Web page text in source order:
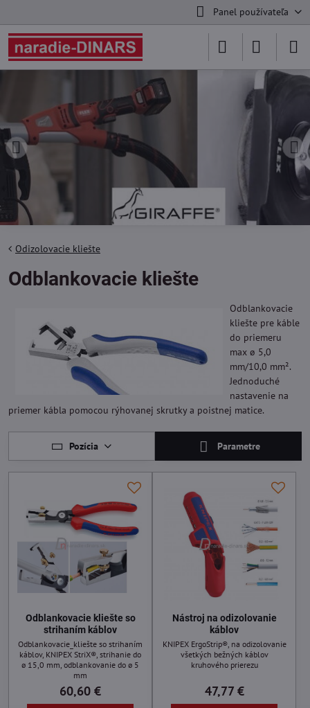
Panel používateľa
Odizolovacie kliešte
Odblankovacie kliešte
Odblankovacie
kliešte pre káble
do priemeru
max ø 5,0
mm/10,0 mm².
Jednoduché
nastavenie na
priemer kábla pomocou rýhovanej skrutky a poistnej matice.
Pozícia Parametre
Odblankovacie kliešte so
strihaním káblov
Odblankovacie_kliešte so strihaním
káblov, KNIPEX StriX®, strihanie do
ø 15,0 mm, odblankovanie do ø 5
mm
60,60 €
Nástroj na odizolovanie
káblov
KNIPEX ErgoStrip®, na odizolovanie
všetkých bežných káblov
kruhového prierezu
47,77 €